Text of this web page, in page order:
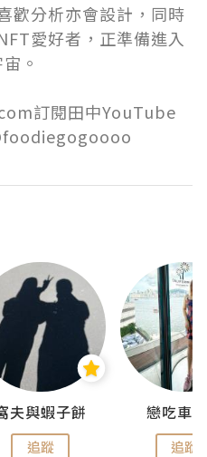
歡分析亦會設計，同時
愛好者，正準備進入
。
訂閱田中YouTube
夫與蝦子餅
追蹤
戀吃車
追蹤